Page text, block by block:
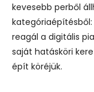
kevesebb perből
reagál a digitális
saját hatásköri
épít köréjük.